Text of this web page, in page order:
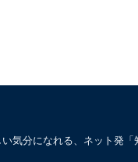
分になれる、ネット発「